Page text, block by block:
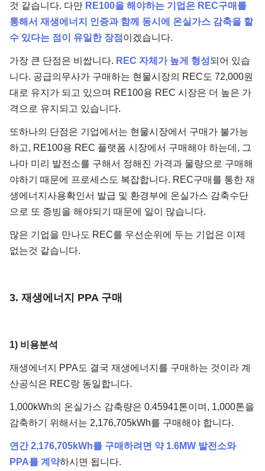
것 같습니다. 다만 RE100을 해야하는 기업은 REC구매를
통해서 재생에너지 인증과 함께 동시에 온실가스 감축을 할
수 있다는 점이 유일한 장점 이겠습니다.
가장 큰 단점은 비쌉니다. REC 자체가 높게 형성되어 있습
니다. 공급의무사가 구매하는 현물시장의 REC도 72,000원
대로 유지가 되고 있으며 RE100용 REC 시장은 더 높은 가
격으로 유지되고 있습니다.
또하나의 단점은 기업에서는 현물시장에서 구매가 불가능
하고, RE100용 REC 플랫폼 시장에서 구매해야 하는데, 그
나마 미리 발전소를 구해서 정해진 가격과 물량으로 구매해
야하기 때문에 프로세스도 복잡합니다. REC구매를 통한 재
생에너지사용확인서 발급 및 환경부에 온실가스 감축수단
으로 또 증빙을 해야되기 때문에 일이 많습니다.
많은 기업을 만나도 REC를 우선순위에 두는 기업은 이제
없는것 같습니다.
3. 재생에너지 PPA 구매
1) 비용분석
재생에너지 PPA도 결국 재생에너지를 구매하는 것이라 계
산공식은 REC랑 동일합니다.
1,000kWh의 온실가스 감축량은 0.45941톤이며, 1,000톤을
감축하기 위해서는 2,176,705kWh를 구매해야 합니다.
연간 2,176,705kWh를 구매하려면 약 1.6MW 발전소와
PPA를 계약하시면 됩니다.